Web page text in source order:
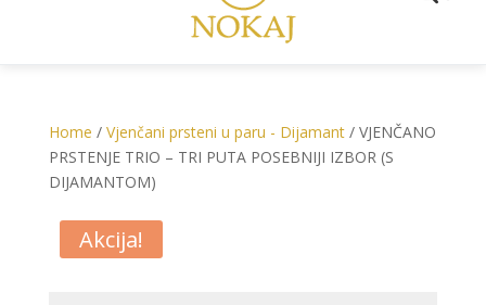
Home / Vjenčani prsteni u paru - Dijamant/ VJENČANO
PRSTENJE TRIO – TRI PUTA POSEBNIJI IZBOR (S
DIJAMANTOM)
Akcija!